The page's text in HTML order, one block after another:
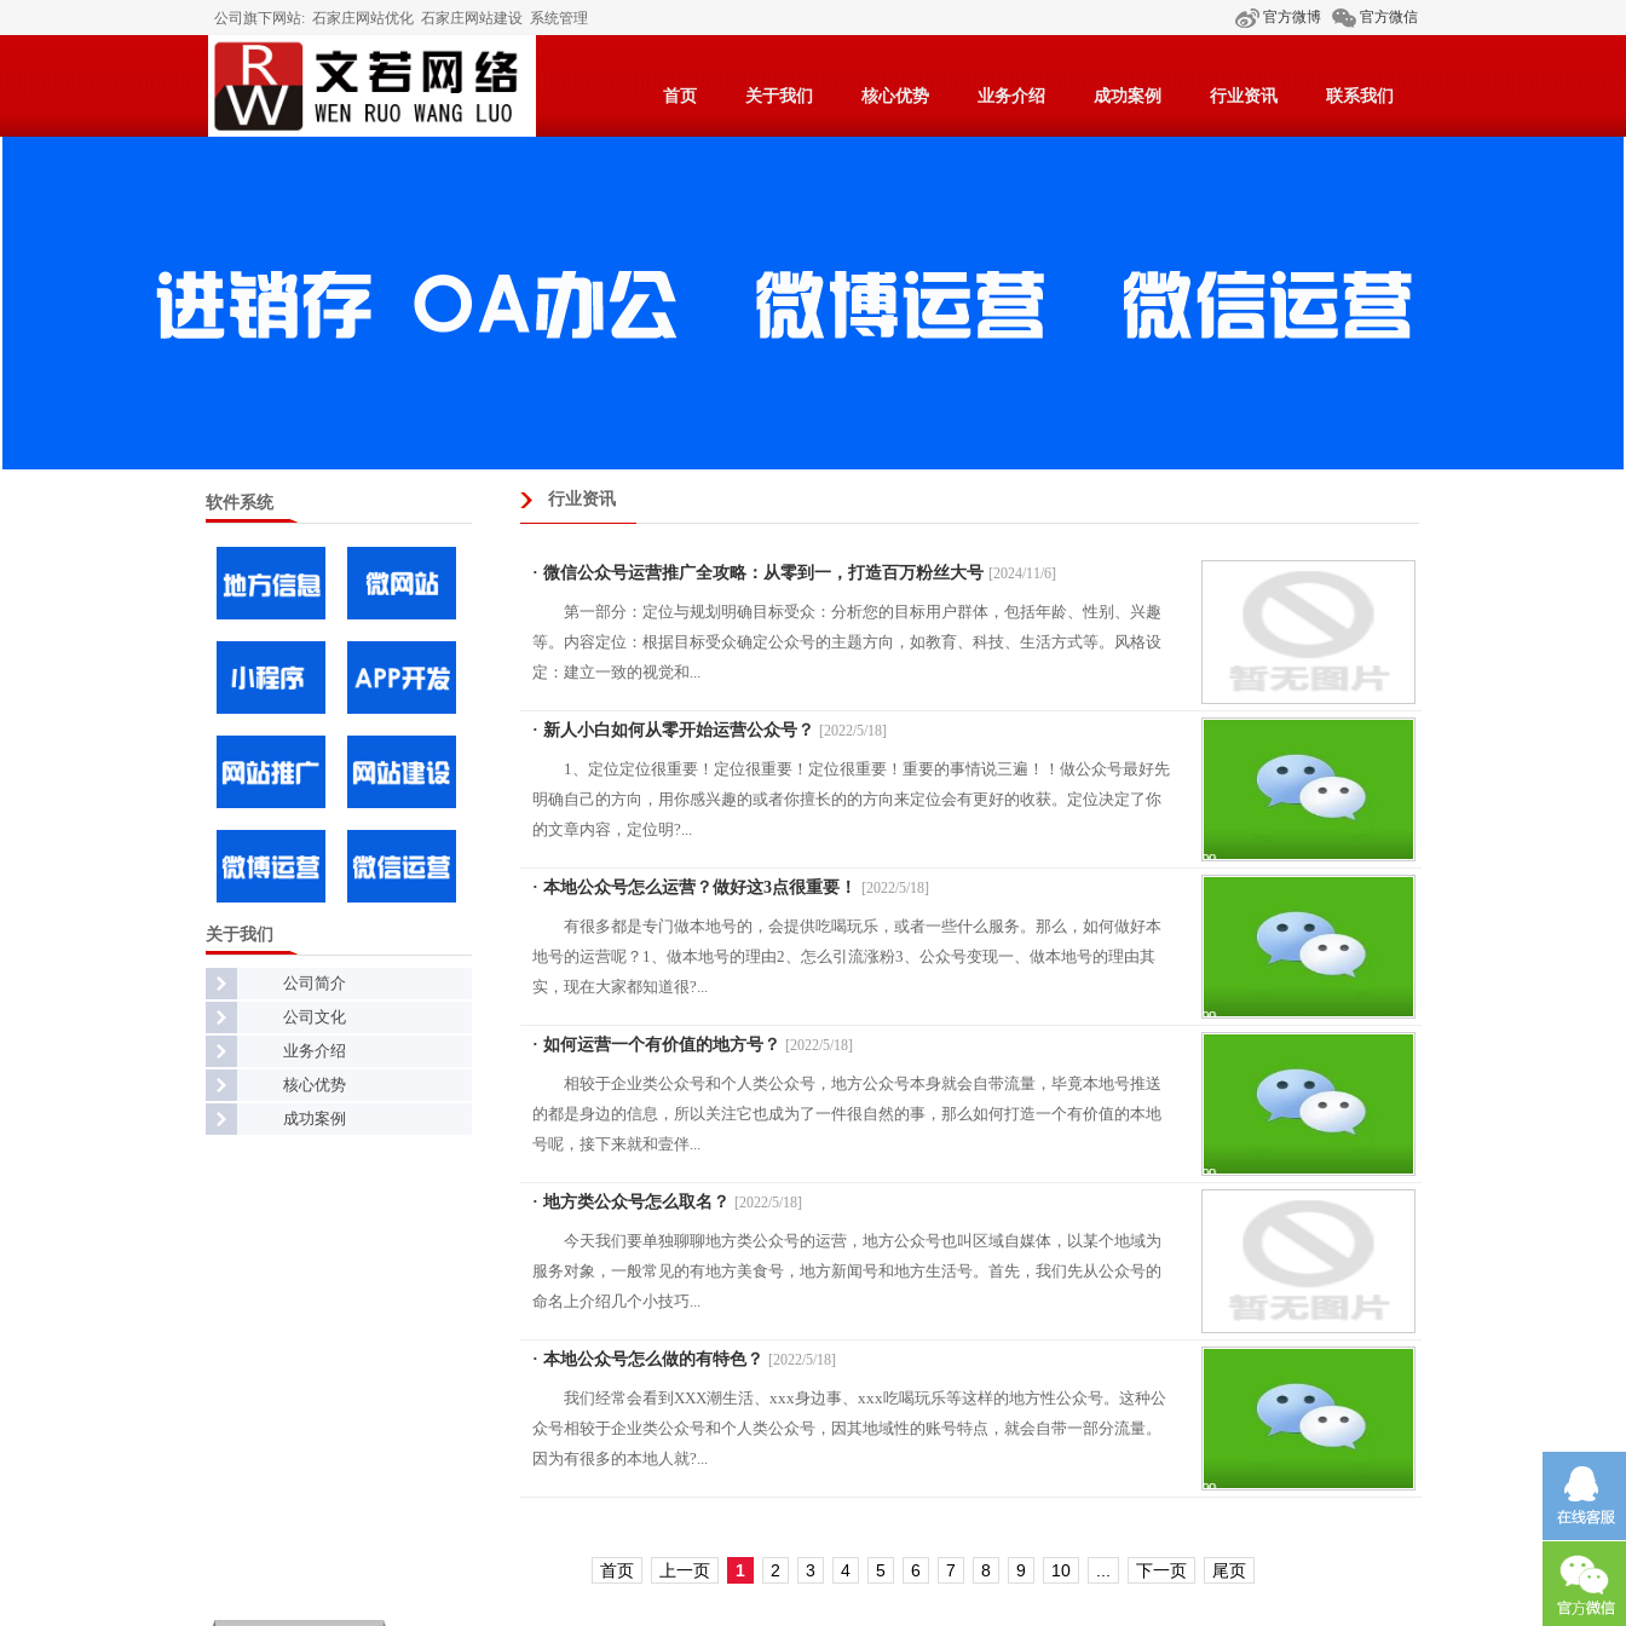
官方微博 官方微信
公司旗下网站: 石家庄网站优化 石家庄网站建设 系统管理
首页 关于我们 核心优势 业务介绍 成功案例 行业资讯 联系我们
软件系统
关于我们
公司简介
公司文化
业务介绍
核心优势
成功案例
行业资讯
· 微信公众号运营推广全攻略：从零到一，打造百万粉丝大号 [2024/11/6]
第一部分：定位与规划明确目标受众：分析您的目标用户群体，包括年龄、性别、兴趣
等。内容定位：根据目标受众确定公众号的主题方向，如教育、科技、生活方式等。风格设
定：建立一致的视觉和...
· 新人小白如何从零开始运营公众号？ [2022/5/18]
1、定位定位很重要！定位很重要！定位很重要！重要的事情说三遍！！做公众号最好先
明确自己的方向，用你感兴趣的或者你擅长的的方向来定位会有更好的收获。定位决定了你
的文章内容，定位明?...
· 本地公众号怎么运营？做好这3点很重要！ [2022/5/18]
有很多都是专门做本地号的，会提供吃喝玩乐，或者一些什么服务。那么，如何做好本
地号的运营呢？1、做本地号的理由2、怎么引流涨粉3、公众号变现一、做本地号的理由其
实，现在大家都知道很?...
· 如何运营一个有价值的地方号？ [2022/5/18]
相较于企业类公众号和个人类公众号，地方公众号本身就会自带流量，毕竟本地号推送
的都是身边的信息，所以关注它也成为了一件很自然的事，那么如何打造一个有价值的本地
号呢，接下来就和壹伴...
· 地方类公众号怎么取名？ [2022/5/18]
今天我们要单独聊聊地方类公众号的运营，地方公众号也叫区域自媒体，以某个地域为
服务对象，一般常见的有地方美食号，地方新闻号和地方生活号。首先，我们先从公众号的
命名上介绍几个小技巧...
· 本地公众号怎么做的有特色？ [2022/5/18]
我们经常会看到XXX潮生活、xxx身边事、xxx吃喝玩乐等这样的地方性公众号。这种公
众号相较于企业类公众号和个人类公众号，因其地域性的账号特点，就会自带一部分流量。
因为有很多的本地人就?...
首页 上一页 1 2 3 4 5 6 7 8 9 10 下一页 尾页